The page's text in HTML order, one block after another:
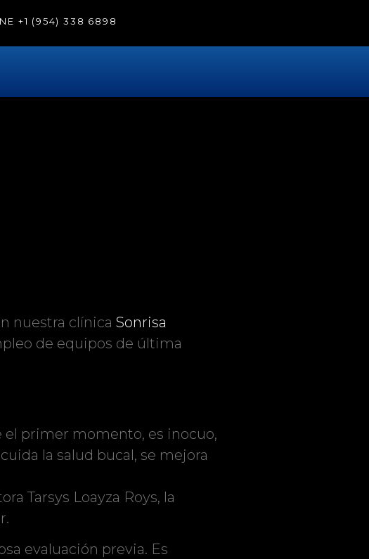
+1 (954) 338 6898
nuestra clínica Sonrisa
de equipos de última
el primer momento, es inocuo,
la salud bucal, se mejora
Tarsys Loayza Roys, la
evaluación previa. Es